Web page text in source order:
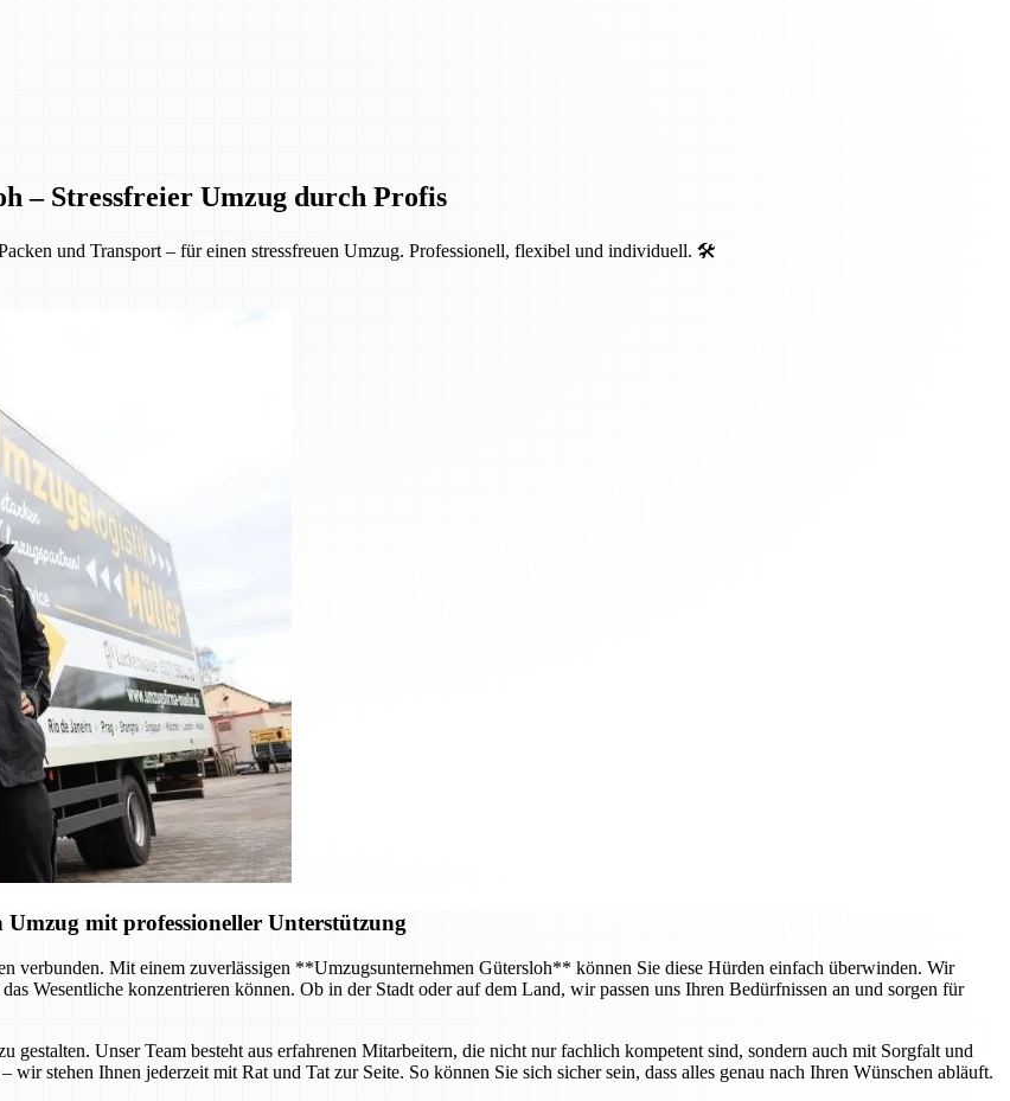
– Stressfreier Umzug durch Profis
und Transport – für einen stressfreuen Umzug. Professionell, flexibel und individuell. 🛠️
mit professioneller Unterstützung
verbunden. Mit einem zuverlässigen **Umzugsunternehmen Gütersloh** können Sie diese Hürden einfach überwinden. Wir
Wesentliche konzentrieren können. Ob in der Stadt oder auf dem Land, wir passen uns Ihren Bedürfnissen an und sorgen für
gestalten. Unser Team besteht aus erfahrenen Mitarbeitern, die nicht nur fachlich kompetent sind, sondern auch mit Sorgfalt und
stehen Ihnen jederzeit mit Rat und Tat zur Seite. So können Sie sich sicher sein, dass alles genau nach Ihren Wünschen abläuft.